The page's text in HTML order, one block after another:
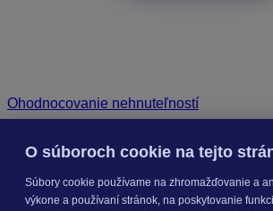
Ohodnocovanie nehnuteľností
O súboroch cookie na tejto
Súbory cookie používame na zhromažďovanie a
výkone a používaní stránok, na poskytovanie